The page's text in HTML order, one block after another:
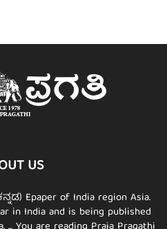
US
Epaper of India region Asia.
in India and is being published